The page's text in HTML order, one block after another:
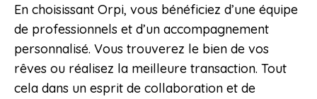
En choisissant Orpi, vous bénéficiez d’une équipe
de professionnels et d’un accompagnement
personnalisé. Vous trouverez le bien de vos
rêves ou réalisez la meilleure transaction. Tout
cela dans un esprit de collaboration et de